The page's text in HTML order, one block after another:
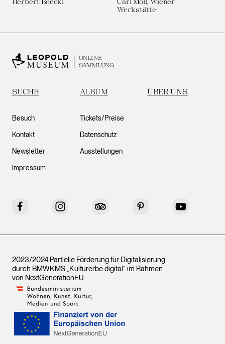
Werkstätte
ONLINE
SAMMLUNG
SUCHE ALBUM ÜBER UNS
Besuch
Kontakt
Newsletter
Impressum
Tickets/Preise
Datenschutz
Ausstellungen
Facebook Instagram Tripadvisor Pinterest YouTube
2023/2024 Partielle Förderung für Digitalisierung
durch BMWKMS „Kulturerbe digital“ im Rahmen
von NextGenerationEU.